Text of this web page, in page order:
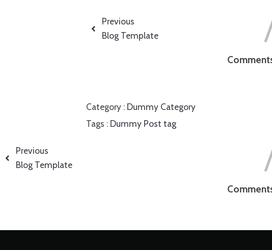
Previous
Blog Template
Category : Dummy Category
Tags : Dummy Post tag
Previous
Blog Template